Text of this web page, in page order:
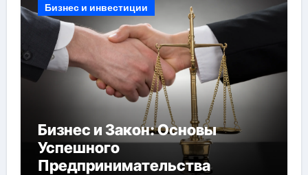
Бизнес и инвестиции
Бизнес и Закон: Основы
Успешного
Предпринимательства